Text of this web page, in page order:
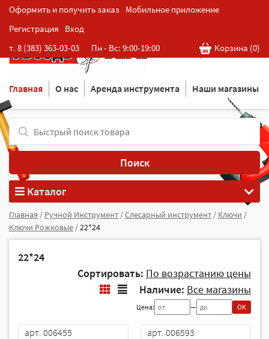
Оформить и получить заказ Мобильное приложение
Регистрация
Вход
т. 8 (383) 363-03-03
Пн - Вс: 9:00-19:00 Корзина (0)
Розничная cеть магазинов
в Новосибирске
Главная О нас Аренда инструмента Наши магазины
Поиск
Каталог
Главная / Ручной Инструмент /Слесарный инструмент / Ключи /
Ключи Рожковые /22*24
22*24
Сортировать: По возрастанию цены
Наличие: Все магазины
Цена: — OK
арт. 006455 арт. 006593